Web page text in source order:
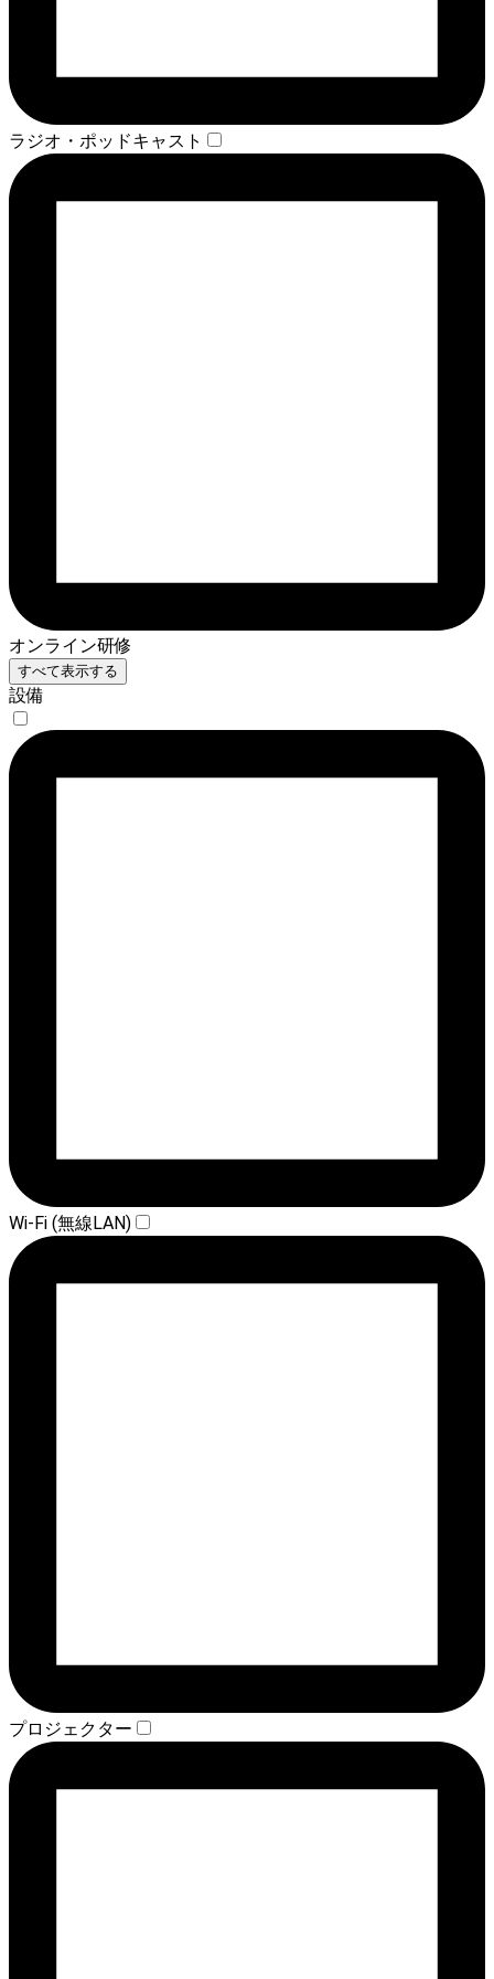
ラジオ・ポッドキャスト
オンライン研修
すべて表示する
設備
Wi-Fi (無線LAN)
プロジェクター